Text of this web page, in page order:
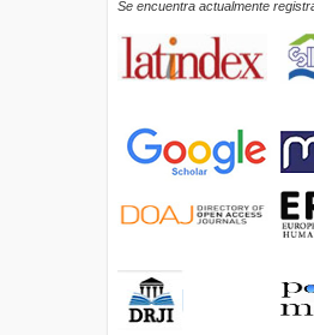
Se encuentra actualmente